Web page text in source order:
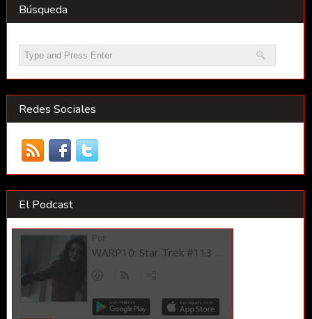
Búsqueda
Redes Sociales
El Podcast